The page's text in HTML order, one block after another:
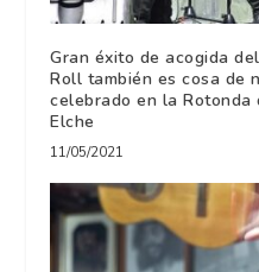
Gran éxito de acogida
Roll también es cosa de
celebrado en la Rotonda
Elche
11/05/2021